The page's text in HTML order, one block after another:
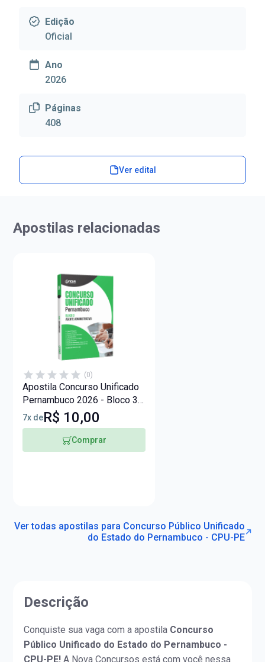
Edição
Oficial
Ano
2026
Páginas
408
Ver edital
Apostilas relacionadas
(0)
Apostila Concurso Unificado
Pernambuco 2026 - Bloco 3 -
Nível Médio - Agente
Administrativo
7x deR$ 10,00
Comprar
Ver todas apostilas para Concurso Público Unificado
do Estado do Pernambuco - CPU-PE
Descrição
Conquiste sua vaga com a apostila Concurso
Público Unificado do Estado do Pernambuco -
CPU-PE! A Nova Concursos está com você nessa